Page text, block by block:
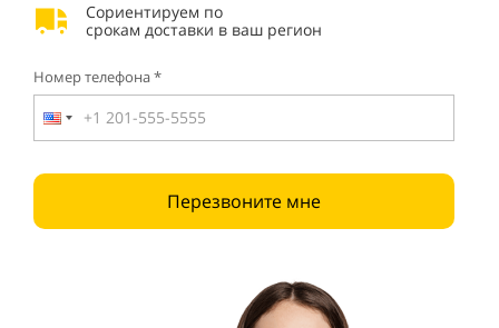
Сориентируем по
срокам доставки в ваш регион
Номер телефона *
Перезвоните мне